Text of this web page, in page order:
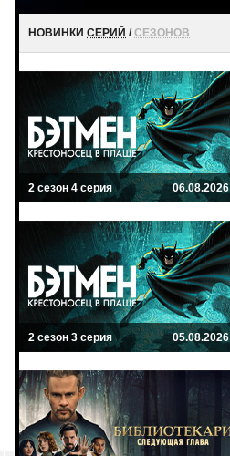
НОВИНКИ СЕРИЙ /СЕЗОНОВ
2 сезон 4 серия 06.08.2026
2 сезон 3 серия 05.08.2026